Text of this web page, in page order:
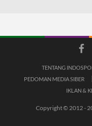
TENTANG
PEDOMAN MEDIA SIBER
IKLAN &
Copyright © 2012 -